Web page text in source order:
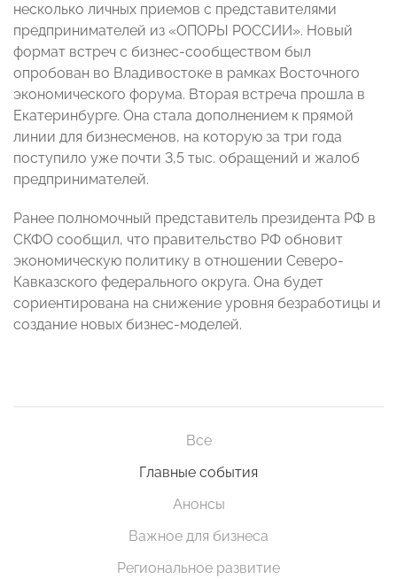
несколько личных приемов с представителями
предпринимателей из «ОПОРЫ РОССИИ». Новый
формат встреч с бизнес-сообществом был
опробован во Владивостоке в рамках Восточного
экономического форума. Вторая встреча прошла в
Екатеринбурге. Она стала дополнением к прямой
линии для бизнесменов, на которую за три года
поступило уже почти 3,5 тыс. обращений и жалоб
предпринимателей.
Ранее полномочный представитель президента РФ в
СКФО сообщил, что правительство РФ обновит
экономическую политику в отношении Северо-
Кавказского федерального округа. Она будет
сориентирована на снижение уровня безработицы и
создание новых бизнес-моделей.
Все
Главные события
Анонсы
Важное для бизнеса
Региональное развитие